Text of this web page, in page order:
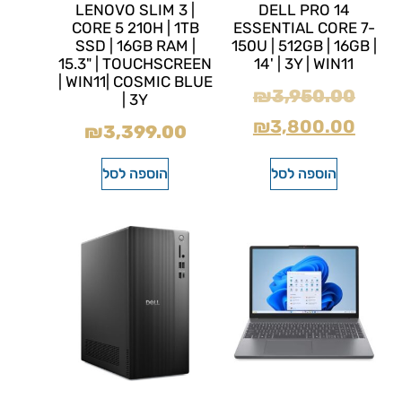
DELL PRO 14
ESSENTIAL CORE 7-
150U | 512GB | 16GB |
14' | 3Y | WIN11
₪3,950.00
₪3,800.00
הוספה לסל
LENOVO SLIM 3 |
CORE 5 210H | 1TB
SSD | 16GB RAM |
15.3" | TOUCHSCREEN
| WIN11| COSMIC BLUE
| 3Y
₪3,399.00
הוספה לסל